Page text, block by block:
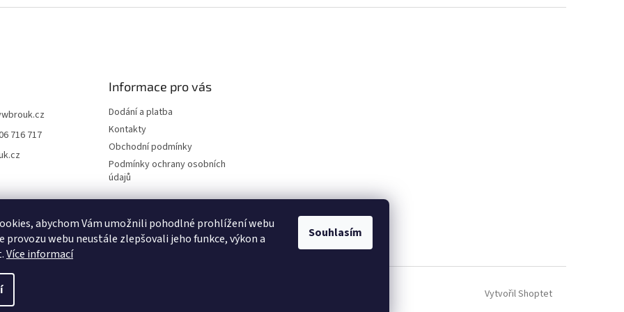
abychom Vám umožnili pohodlné prohlížení webu
provozu webu neustále zlepšovali jeho funkce, výkon a
Více informací
Souhlasím
716 717
Informace pro vás
Dodání a platba
Kontakty
Obchodní podmínky
Podmínky ochrany osobních
údajů
Vytvořil Shoptet